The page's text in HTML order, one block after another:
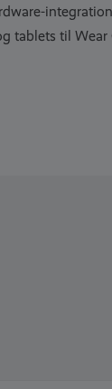
tablets til